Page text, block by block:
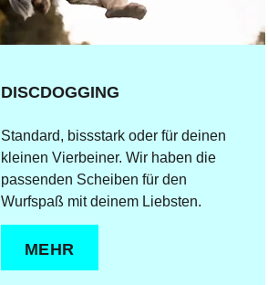
DISCDOGGING
Standard, bissstark oder für deinen
kleinen Vierbeiner. Wir haben die
passenden Scheiben für den
Wurfspaß mit deinem Liebsten.
MEHR